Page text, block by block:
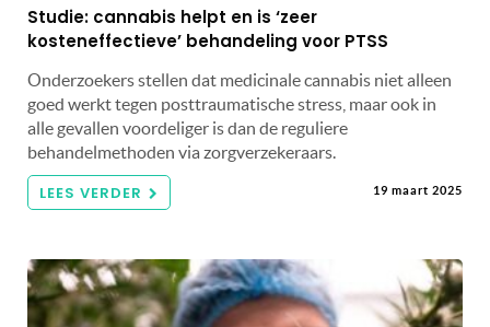
Studie: cannabis helpt en is ‘zeer
kosteneffectieve’ behandeling voor PTSS
Onderzoekers stellen dat medicinale cannabis niet alleen
goed werkt tegen posttraumatische stress, maar ook in
alle gevallen voordeliger is dan de reguliere
behandelmethoden via zorgverzekeraars.
LEES VERDER 19 maart 2025